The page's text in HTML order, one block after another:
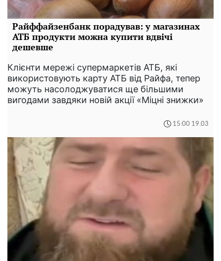
Райффайзенбанк порадував: у магазинах
АТБ продукти можна купити вдвічі
дешевше
Клієнти мережі супермаркетів АТБ, які
використовують карту АТБ від Райфа, тепер
можуть насолоджуватися ще більшими
вигодами завдяки новій акції «Міцні знижки»
15:00 19.03